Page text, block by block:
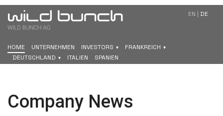
HOME UNTERNEHMEN INVESTORS
FRANKREICH
DEUTSCHLAND
ITALIEN SPANIEN
EN | DE
Company News